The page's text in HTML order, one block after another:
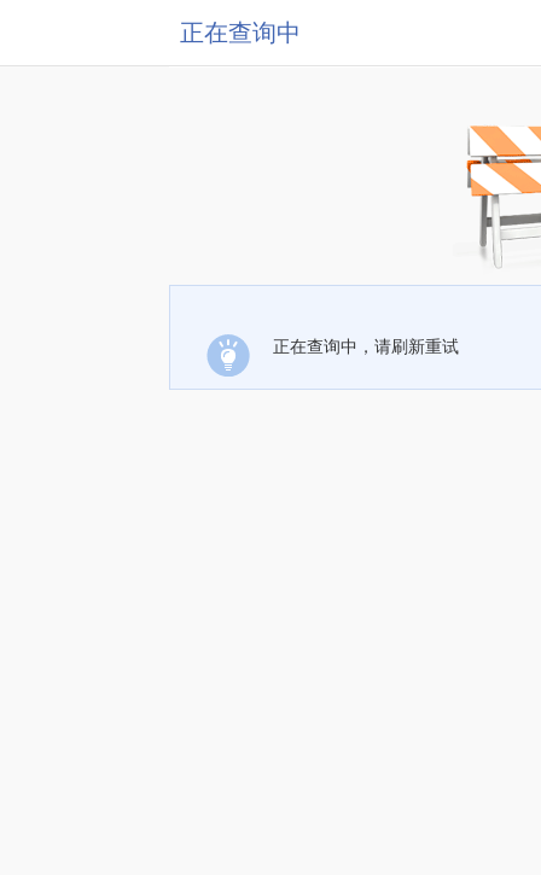
正在查询中
正在查询中，请刷新重试